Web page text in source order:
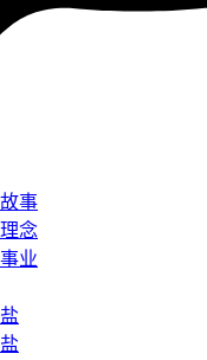
事
念
业